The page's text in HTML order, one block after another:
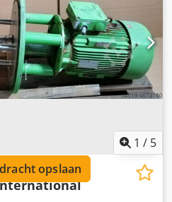
biedt waarde-
Ai Neck De stans-
afwerking en
functionaliteit levert
voor korte runs, terwijl de
productiviteit mogelijk
1 / 5
opslaan